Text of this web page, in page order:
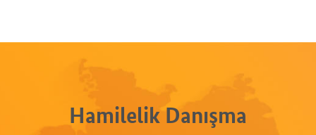
Hamilelik Danışma